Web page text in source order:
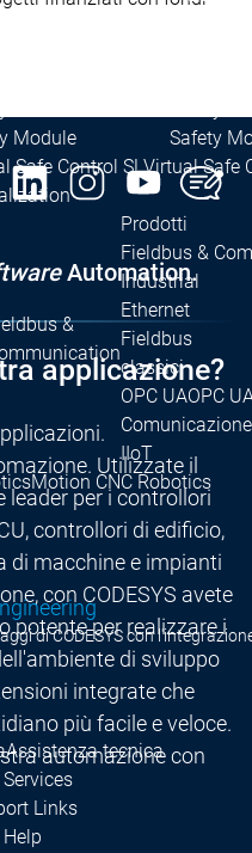
Module
Safety
Safe Control SLVirtual Safe
&
Prodotti
Fieldbus &
Industrial
Ethernet
Fieldbus
classici
OPC UAOPC
Comunicazione
IIoT
Motion CNC Robotics
di CODESYS con
Assistenza tecnica
Services
Links
Automation.
applicazione?
Utilizzate il
per i controllori
controllori di edificio,
di macchine e impianti
con CODESYS avete
potente per realizzare i
di sviluppo
integrate che
più facile e veloce.
automazione con